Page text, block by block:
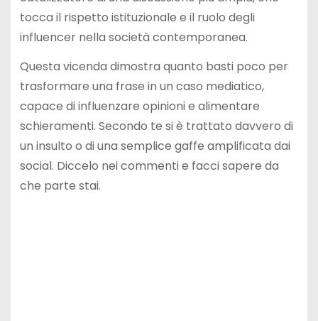
tocca il rispetto istituzionale e il ruolo degli
influencer nella società contemporanea.
Questa vicenda dimostra quanto basti poco per
trasformare una frase in un caso mediatico,
capace di influenzare opinioni e alimentare
schieramenti. Secondo te si è trattato davvero di
un insulto o di una semplice gaffe amplificata dai
social. Diccelo nei commenti e facci sapere da
che parte stai.